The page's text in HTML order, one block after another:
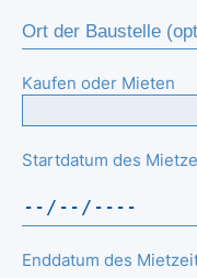
Kaufen oder Mieten
Startdatum des
Enddatum des